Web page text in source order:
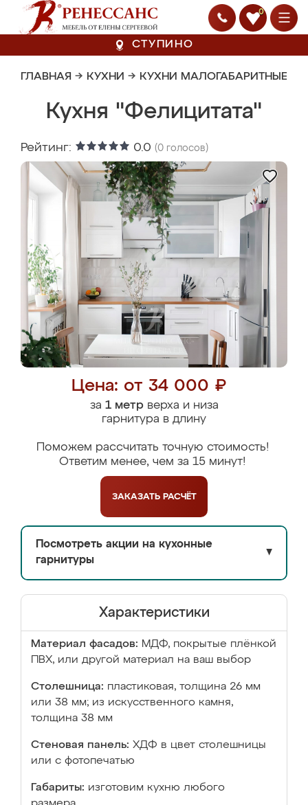
0
СТУПИНО
ГЛАВНАЯ → КУХНИ → КУХНИ МАЛОГАБАРИТНЫЕ
Кухня "Фелицитата"
Рейтинг: 0.0 (0 голосов)
Цена: от 34 000 ₽
за 1 метрверха и низа
гарнитура в длину
Поможем рассчитать точную стоимость!
Ответим менее, чем за 15 минут!
ЗАКАЗАТЬ РАСЧЁТ
Посмотреть акции на кухонные
гарнитуры
▼
Характеристики
Материал фасадов: МДФ, покрытые плёнкой
ПВХ, или другой материал на ваш выбор
Столешница: пластиковая, толщина 26 мм
или 38 мм; из искусственного камня,
толщина 38 мм
Стеновая панель: ХДФ в цвет столешницы
или с фотопечатью
Габариты: изготовим кухню любого